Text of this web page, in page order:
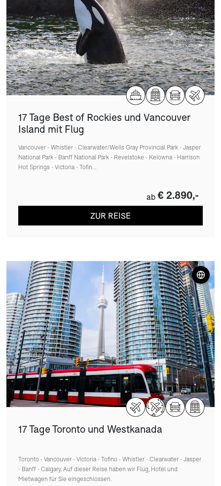
17 Tage Best of Rockies und Vancouver
Island mit Flug
Vancouver - Whistler - Clearwater/Wells Gray Provincial Park - Jasper
National Park - Banff National Park - Revelstoke - Kelowna - Harrison
Hot Springs - Victoria - Tofin...
ab € 2.890,-
ZUR REISE
17 Tage Toronto und Westkanada
Toronto - Vancouver - Victoria - Tofino - Whistler - Clearwater - Jasper
- Banff - Calgary. Auf dieser Reise haben wir Flug, Hotel und
Mietwagen für Sie eingeschlossen.